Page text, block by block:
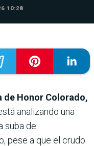
10:28
de Honor Colorado,
analizando una
suba de
pese a que el crudo